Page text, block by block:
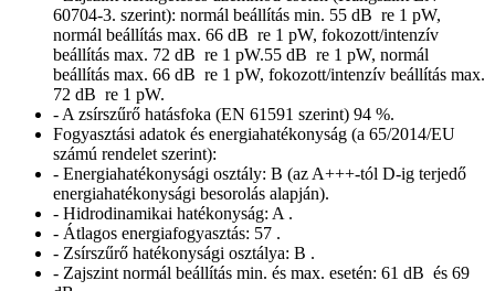
60704-3. szerint): normál beállítás min. 55 dB re 1 pW,
normál beállítás max. 66 dB re 1 pW, fokozott/intenzív
beállítás max. 72 dB re 1 pW.55 dB re 1 pW, normál
beállítás max. 66 dB re 1 pW, fokozott/intenzív beállítás max.
72 dB re 1 pW.
- A zsírszűrő hatásfoka (EN 61591 szerint) 94 %.
Fogyasztási adatok és energiahatékonyság (a 65/2014/EU
számú rendelet szerint):
- Energiahatékonysági osztály: B (az A+++-tól D-ig terjedő
energiahatékonysági besorolás alapján).
- Hidrodinamikai hatékonyság: A .
- Átlagos energiafogyasztás: 57 .
- Zsírszűrő hatékonysági osztálya: B .
- Zajszint normál beállítás min. és max. esetén: 61 dB és 69